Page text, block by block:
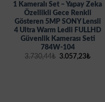
1 Kameralı Set – Yapay Zeka
Özellikli Gece Renkli
Gösteren 5MP SONY Lensli
4 Ultra Warm Ledli FULLHD
Güvenlik Kamerası Seti
784W-104
3.730,44₺ Orijinal
3.057,23₺Şu